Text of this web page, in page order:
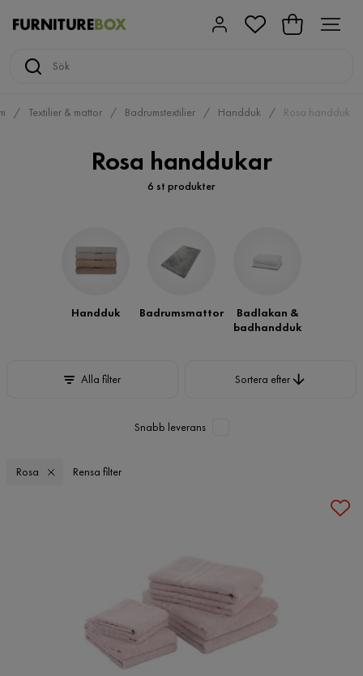
Textilier & mattor Badrumstextilier Handduk Rosa handduk
Rosa handdukar
6 st produkter
Handduk Badrumsmattor
Badlakan &
badhandduk
Alla filter Sortera efter
Snabb leverans
Rosa Rensa filter